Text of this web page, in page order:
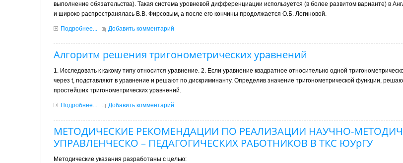
выполнение обязательст­ва). Такая система уровневой дифференциации используется (в более развитом варианте) в
и широко распространялась В.В. Фирсовым, а после его кончины продолжается О.Б. Логиновой.
Подробнее... Добавить комментарий
Алгоритм решения тригонометрических уравнений
1. Исследовать к какому типу относится уравнение. 2. Если уравнение квадратное относительно одной
через t, подставляют в уравнение и решают по дискриминанту. Определив значение тригонометрической функции,
простейших тригонометрических уравнений.
Подробнее... Добавить комментарий
МЕТОДИЧЕСКИЕ РЕКОМЕНДАЦИИ ПО РЕАЛИЗАЦИИ НАУЧНО-
УПРАВЛЕНЧЕСКО – ПЕДАГОГИЧЕСКИХ РАБОТНИКОВ В ТКС ЮУрГУ
Методические указания разработаны с целью: